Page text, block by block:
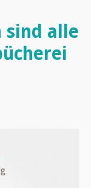
sind alle